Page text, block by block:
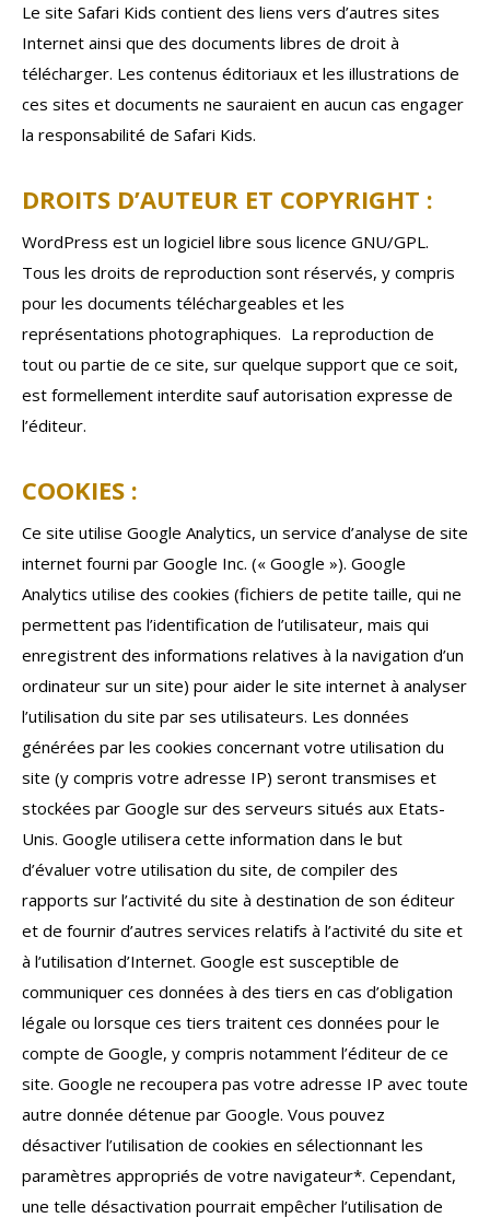
Le site Safari Kids contient des liens vers d’autres sites
Internet ainsi que des documents libres de droit à
télécharger. Les contenus éditoriaux et les illustrations de
ces sites et documents ne sauraient en aucun cas engager
la responsabilité de Safari Kids.
DROITS D’AUTEUR ET COPYRIGHT :
WordPress est un logiciel libre sous licence GNU/GPL.
Tous les droits de reproduction sont réservés, y compris
pour les documents téléchargeables et les
représentations photographiques. La reproduction de
tout ou partie de ce site, sur quelque support que ce soit,
est formellement interdite sauf autorisation expresse de
l’éditeur.
COOKIES :
Ce site utilise Google Analytics, un service d’analyse de site
internet fourni par Google Inc. (« Google »). Google
Analytics utilise des cookies (fichiers de petite taille, qui ne
permettent pas l’identification de l’utilisateur, mais qui
enregistrent des informations relatives à la navigation d’un
ordinateur sur un site) pour aider le site internet à analyser
l’utilisation du site par ses utilisateurs. Les données
générées par les cookies concernant votre utilisation du
site (y compris votre adresse IP) seront transmises et
stockées par Google sur des serveurs situés aux Etats-
Unis. Google utilisera cette information dans le but
d’évaluer votre utilisation du site, de compiler des
rapports sur l’activité du site à destination de son éditeur
et de fournir d’autres services relatifs à l’activité du site et
à l’utilisation d’Internet. Google est susceptible de
communiquer ces données à des tiers en cas d’obligation
légale ou lorsque ces tiers traitent ces données pour le
compte de Google, y compris notamment l’éditeur de ce
site. Google ne recoupera pas votre adresse IP avec toute
autre donnée détenue par Google. Vous pouvez
désactiver l’utilisation de cookies en sélectionnant les
paramètres appropriés de votre navigateur*. Cependant,
une telle désactivation pourrait empêcher l’utilisation de